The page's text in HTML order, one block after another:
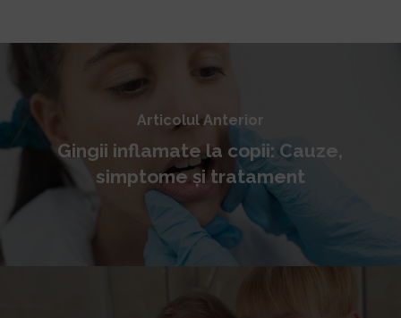
Articolul Anterior
Gingii inflamate la copii: Cauze,
simptome și tratament